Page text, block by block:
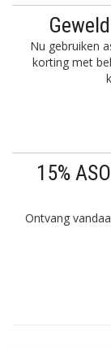
Nu gebruiken
korting met
15%
Ontvang